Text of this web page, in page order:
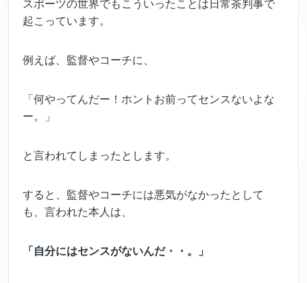
スポーツの世界でもこういったことは日常茶判事で
起こっています。
例えば、監督やコーチに、
「何やってんだー！ホントお前ってセンスないよな
ー。」
と言われてしまったとします。
すると、監督やコーチには悪気がなかったとして
も、言われた本人は、
「自分にはセンスがないんだ・・。」